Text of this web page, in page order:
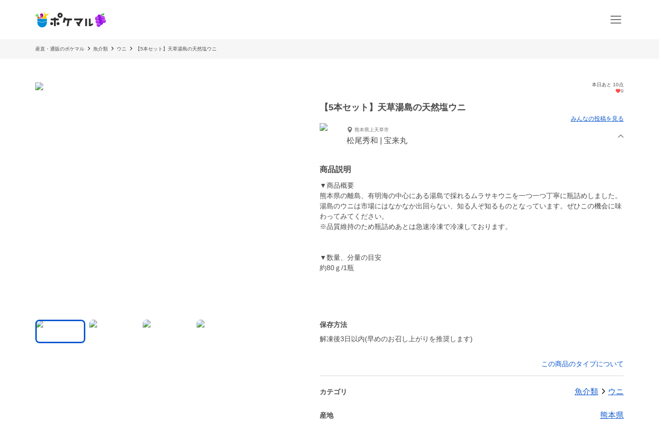
産直・通販のポケマル 魚介類 ウニ 【5本セット】天草湯島の天然塩ウニ
本日あと 10点
9
【5本セット】天草湯島の天然塩ウニ
みんなの投稿を見る
熊本県上天草市
松尾秀和 | 宝来丸
商品説明
▼商品概要
熊本県の離島、有明海の中心にある湯島で採れるムラサキウニを一つ一つ丁寧に瓶詰めしました。
湯島のウニは市場にはなかなか出回らない、知る人ぞ知るものとなっています。ぜひこの機会に味
わってみてください。
※品質維持のため瓶詰めあとは急速冷凍で冷凍しております。
▼数量、分量の目安
約80ｇ/1瓶
保存方法
解凍後3日以内(早めのお召し上がりを推奨します)
この商品のタイプについて
カテゴリ 魚介類 ウニ
産地 熊本県